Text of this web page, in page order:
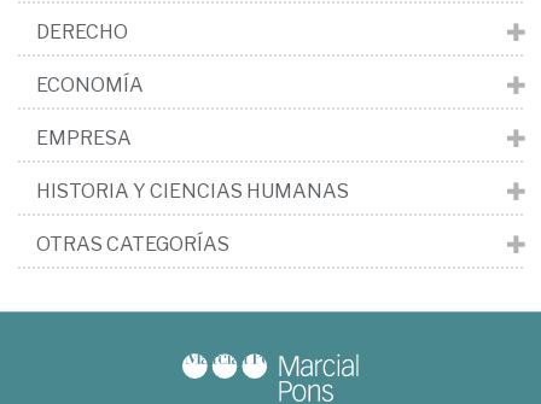
DERECHO
ECONOMÍA
EMPRESA
HISTORIA Y CIENCIAS HUMANAS
OTRAS CATEGORÍAS